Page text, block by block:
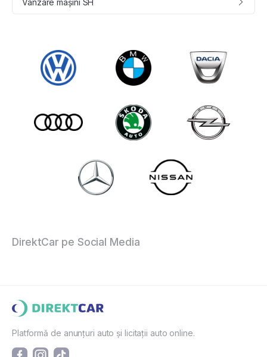
DirektCar pe Social Media
Platformă de anunțuri auto și licitații auto online.